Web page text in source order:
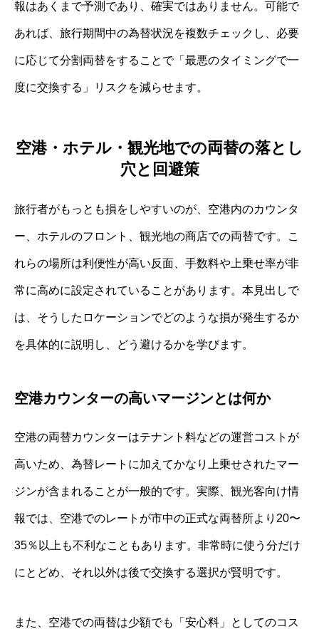
報はあくまで予測であり、確実ではありません。可能で
あれば、旅行期間中の為替状況を複数チェックし、必要
に応じて分割両替をすることで「最悪のタイミングで一
度に交換する」リスクを減らせます。
空港・ホテル・観光地での両替の落とし
穴と回避策
旅行者がもっとも損をしやすいのが、空港内のカウンタ
ー、ホテルのフロント、観光地の商店での両替です。こ
れらの場所は利便性が高い反面、手数料や上乗せ率が非
常に高めに設定されていることがあります。本見出しで
は、そうしたロケーションでどのような損が発生するか
を具体的に説明し、どう避けるかを学びます。
空港カウンターの高いマージンとは何か
空港の両替カウンターはテナント料などの運営コストが
高いため、為替レートに加えてかなり上乗せされたマー
ジンが含まれることが一般的です。実際、観光客向け情
報では、空港でのレートが市中の正式な両替所より20〜
35％以上も不利なこともあります。非常時に使う分だけ
にとどめ、それ以外は後で交換する選択が賢明です。
また、空港での両替は少額でも「安心料」としてのコス